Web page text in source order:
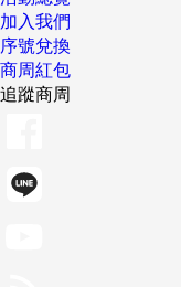
加入我們
序號兌換
商周紅包
追蹤商周